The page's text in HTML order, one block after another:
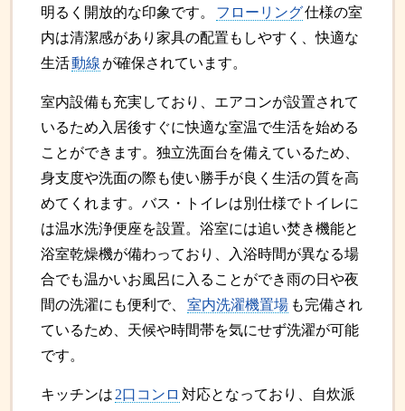
明るく開放的な印象です。
フローリング仕様の室
内は清潔感があり家具の配置もしやすく、快適な
生活動線 が確保されています。
室内設備も充実しており、エアコンが設置されて
いるため入居後すぐに快適な室温で生活を始める
ことができます。独立洗面台を備えているため、
身支度や洗面の際も使い勝手が良く生活の質を高
めてくれます。バス・トイレは別仕様でトイレに
は温水洗浄便座を設置。浴室には追い焚き機能と
浴室乾燥機が備わっており、入浴時間が異なる場
合でも温かいお風呂に入ることができ雨の日や夜
間の洗濯にも便利で、
室内洗濯機置場 も完備され
ているため、天候や時間帯を気にせず洗濯が可能
です。
キッチンは 2口コンロ 対応となっており、自炊派